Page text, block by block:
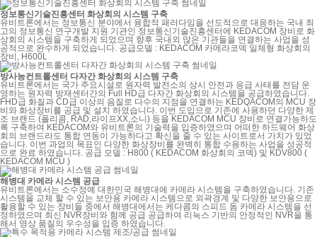
정보통신기술진흥센터 화상회의 시스템 구축
유비트론에서는 정보통신 분야에서 융합적 패러다임을 선도적으로 대응하는 국내 최
고의 정보통신 연구개발 지원 기관인 정보통신기술진흥센터에 KEDACOM 장비로 화
상회의 시스템을 구축하게 되었으며 향후 국내외 많은 기관들을 연결하는 사업을 성
공적으로 완수하게 되었습니다. 공급모델 : KEDACOM 카메라코덱 일체형 화상회의
장비, H600L
방사능컨트롤센터 다자간 화상회의 시스템 구축
유비트론에서는 국가 주요시설로 원자력 발전소의 상시 안전과 응급 사태를 전담 운
영하는 원자력 방재센터간의 Full HD급 다자간 화상회의 시스템을 공급하였습니다.
FHD급 화질과 CD급 이상의 음질로 다수의 지점을 연결하는 KEDQACOM의 MCU 장
비와 화상장비를 공급 및 설치 하였습니다. 이번 도입으로 기존에 사용하던 다양한 제
조 브랜드 (폴리콤, RAD,라이프XX,소니) 등을 KEDACOM MCU 장비로 연결가능하도
록 구축하여 KEDACOM와 유비트론의 기술력을 입증하였으며 어떠한 하드웨어 화상
회의 브랜드라도 통합 연동이 가능하다고 확신을 줄 수 있는 사이트로서 가치가 있었
습니다. 이번 과업의 목표인 다양한 화상장비를 완벽히 통합 수용하는 사업을 성공적
으로 완료 하였습니다. 공급 모델 : H800 ( KEDACOM 화상회의 코덱) 및 KDV800 (
KEDACOM MCU )
해병대 카메라 시스템 공급
유비트론에서는 소수정예 대한민국 해병대에 카메라 시스템을 구축하였습니다. 기존
시스템을 교체 할 수 있는 보안용 카메라 시스템으로 외곽경계 및 다양한 보안용으로
활용할 수 있는 장비들 중에서 해병대에서는 케다콤의 스피드 돔 카메라 시스템을 선
정하였으며 최신 NVR장비와 함께 공급 공급하여 리눅스 기반의 안정적인 NVR을 통
해서 영상 품질의 우수성을 입증 하였습니다.